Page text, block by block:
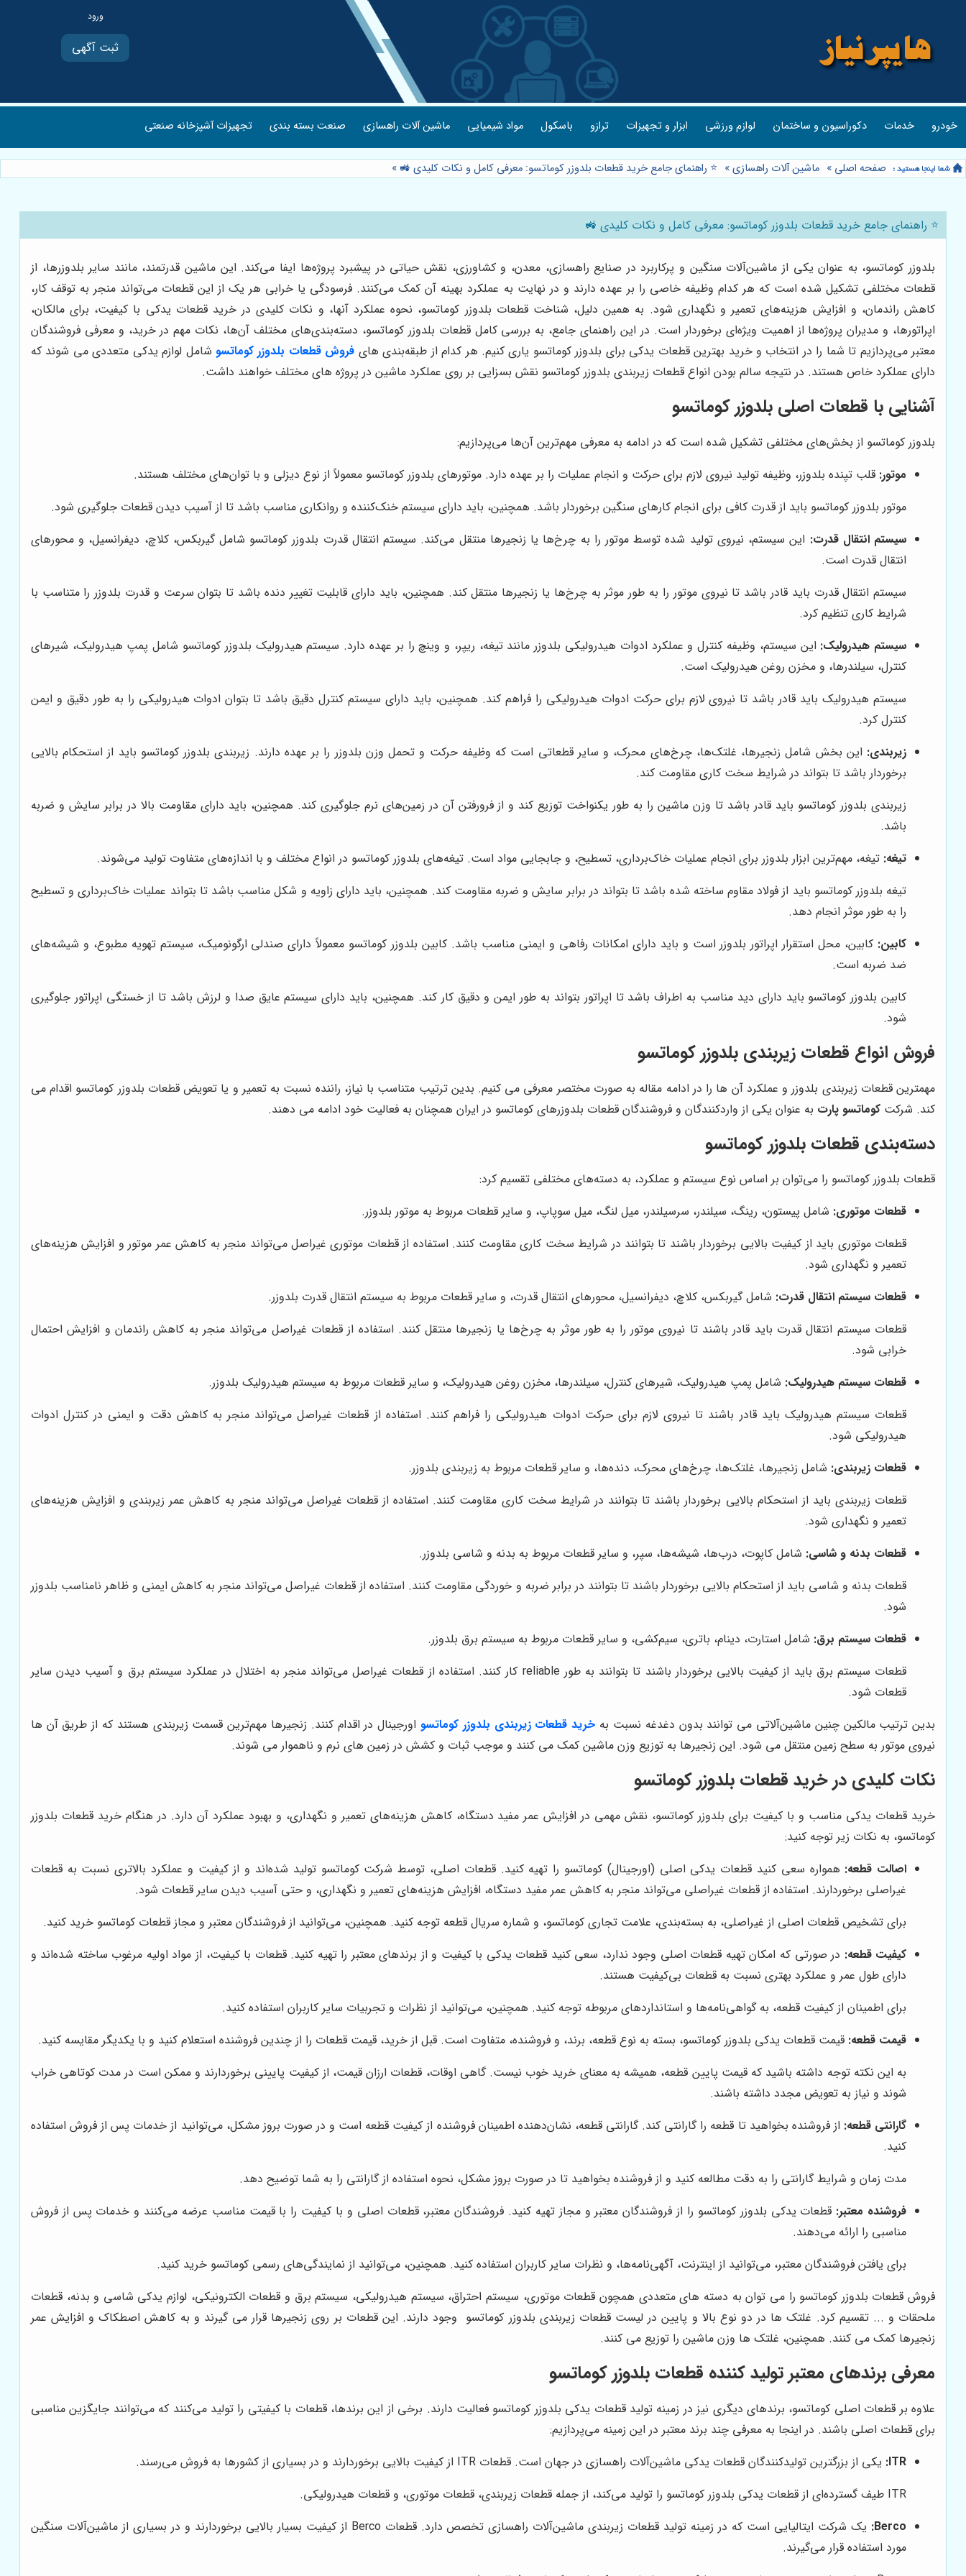
ثبت آگهی
خودرو خدمات دکوراسیون و ساختمان لوازم ورزشی ابزار و تجهیزات ترازو باسکول مواد شیمیایی ماشین آلات راهسازی صنعت بسته بندی تجهیزات آشپزخانه صنعتی
صفحه اصلی » ماشین آلات راهسازی» ⭐️ راهنمای جامع خرید قطعات بلدوزر کوماتسو: معرفی کامل و نکات کلیدی 🚜 »
⭐️ راهنمای جامع خرید قطعات بلدوزر کوماتسو: معرفی کامل و نکات کلیدی 🚜
بلدوزر کوماتسو، به عنوان یکی از ماشین‌آلات سنگین و پرکاربرد در صنایع راهسازی، معدن، و کشاورزی، نقش حیاتی در پیشبرد پروژه‌ها ایفا می‌کند. این ماشین قدرتمند، مانند سایر بلدوزرها، از
قطعات مختلفی تشکیل شده است که هر کدام وظیفه خاصی را بر عهده دارند و در نهایت به عملکرد بهینه آن کمک می‌کنند. فرسودگی یا خرابی هر یک از این قطعات می‌تواند منجر به توقف کار،
کاهش راندمان، و افزایش هزینه‌های تعمیر و نگهداری شود. به همین دلیل، شناخت قطعات بلدوزر کوماتسو، نحوه عملکرد آنها، و نکات کلیدی در خرید قطعات یدکی با کیفیت، برای مالکان،
اپراتورها، و مدیران پروژه‌ها از اهمیت ویژه‌ای برخوردار است. در این راهنمای جامع، به بررسی کامل قطعات بلدوزر کوماتسو، دسته‌بندی‌های مختلف آن‌ها، نکات مهم در خرید، و معرفی فروشندگان
معتبر می‌پردازیم تا شما را در انتخاب و خرید بهترین قطعات یدکی برای بلدوزر کوماتسو یاری کنیم. هر کدام از طبقه‌بندی های فروش قطعات بلدوزر کوماتسو شامل لوازم یدکی متعددی می شوند که
دارای عملکرد خاص هستند. در نتیجه سالم بودن انواع قطعات زیربندی بلدوزر کوماتسو نقش بسزایی بر روی عملکرد ماشین در پروژه های مختلف خواهند داشت.
آشنایی با قطعات اصلی بلدوزر کوماتسو
بلدوزر کوماتسو از بخش‌های مختلفی تشکیل شده است که در ادامه به معرفی مهم‌ترین آن‌ها می‌پردازیم:
موتور: قلب تپنده بلدوزر، وظیفه تولید نیروی لازم برای حرکت و انجام عملیات را بر عهده دارد. موتورهای بلدوزر کوماتسو معمولاً از نوع دیزلی و با توان‌های مختلف هستند.
موتور بلدوزر کوماتسو باید از قدرت کافی برای انجام کارهای سنگین برخوردار باشد. همچنین، باید دارای سیستم خنک‌کننده و روانکاری مناسب باشد تا از آسیب دیدن قطعات جلوگیری شود.
سیستم انتقال قدرت: این سیستم، نیروی تولید شده توسط موتور را به چرخ‌ها یا زنجیرها منتقل می‌کند. سیستم انتقال قدرت بلدوزر کوماتسو شامل گیربکس، کلاچ، دیفرانسیل، و محورهای
انتقال قدرت است.
سیستم انتقال قدرت باید قادر باشد تا نیروی موتور را به طور موثر به چرخ‌ها یا زنجیرها منتقل کند. همچنین، باید دارای قابلیت تغییر دنده باشد تا بتوان سرعت و قدرت بلدوزر را متناسب با
شرایط کاری تنظیم کرد.
سیستم هیدرولیک: این سیستم، وظیفه کنترل و عملکرد ادوات هیدرولیکی بلدوزر مانند تیغه، ریپر، و وینچ را بر عهده دارد. سیستم هیدرولیک بلدوزر کوماتسو شامل پمپ هیدرولیک، شیرهای
کنترل، سیلندرها، و مخزن روغن هیدرولیک است.
سیستم هیدرولیک باید قادر باشد تا نیروی لازم برای حرکت ادوات هیدرولیکی را فراهم کند. همچنین، باید دارای سیستم کنترل دقیق باشد تا بتوان ادوات هیدرولیکی را به طور دقیق و ایمن
کنترل کرد.
زیربندی: این بخش شامل زنجیرها، غلتک‌ها، چرخ‌های محرک، و سایر قطعاتی است که وظیفه حرکت و تحمل وزن بلدوزر را بر عهده دارند. زیربندی بلدوزر کوماتسو باید از استحکام بالایی
برخوردار باشد تا بتواند در شرایط سخت کاری مقاومت کند.
زیربندی بلدوزر کوماتسو باید قادر باشد تا وزن ماشین را به طور یکنواخت توزیع کند و از فرورفتن آن در زمین‌های نرم جلوگیری کند. همچنین، باید دارای مقاومت بالا در برابر سایش و ضربه
باشد.
تیغه: تیغه، مهم‌ترین ابزار بلدوزر برای انجام عملیات خاک‌برداری، تسطیح، و جابجایی مواد است. تیغه‌های بلدوزر کوماتسو در انواع مختلف و با اندازه‌های متفاوت تولید می‌شوند.
تیغه بلدوزر کوماتسو باید از فولاد مقاوم ساخته شده باشد تا بتواند در برابر سایش و ضربه مقاومت کند. همچنین، باید دارای زاویه و شکل مناسب باشد تا بتواند عملیات خاک‌برداری و تسطیح
را به طور موثر انجام دهد.
کابین: کابین، محل استقرار اپراتور بلدوزر است و باید دارای امکانات رفاهی و ایمنی مناسب باشد. کابین بلدوزر کوماتسو معمولاً دارای صندلی ارگونومیک، سیستم تهویه مطبوع، و شیشه‌های
ضد ضربه است.
کابین بلدوزر کوماتسو باید دارای دید مناسب به اطراف باشد تا اپراتور بتواند به طور ایمن و دقیق کار کند. همچنین، باید دارای سیستم عایق صدا و لرزش باشد تا از خستگی اپراتور جلوگیری
شود.
فروش انواع قطعات زیربندی بلدوزر کوماتسو
مهمترین قطعات زیربندی بلدوزر و عملکرد آن ها را در ادامه مقاله به صورت مختصر معرفی می کنیم. بدین ترتیب متناسب با نیاز، راننده نسبت به تعمیر و یا تعویض قطعات بلدوزر کوماتسو اقدام می
کند. شرکت کوماتسو پارت به عنوان یکی از واردکنندگان و فروشندگان قطعات بلدوزرهای کوماتسو در ایران همچنان به فعالیت خود ادامه می دهند.
دسته‌بندی قطعات بلدوزر کوماتسو
قطعات بلدوزر کوماتسو را می‌توان بر اساس نوع سیستم و عملکرد، به دسته‌های مختلفی تقسیم کرد:
قطعات موتوری: شامل پیستون، رینگ، سیلندر، سرسیلندر، میل لنگ، میل سوپاپ، و سایر قطعات مربوط به موتور بلدوزر.
قطعات موتوری باید از کیفیت بالایی برخوردار باشند تا بتوانند در شرایط سخت کاری مقاومت کنند. استفاده از قطعات موتوری غیراصل می‌تواند منجر به کاهش عمر موتور و افزایش هزینه‌های
تعمیر و نگهداری شود.
قطعات سیستم انتقال قدرت: شامل گیربکس، کلاچ، دیفرانسیل، محورهای انتقال قدرت، و سایر قطعات مربوط به سیستم انتقال قدرت بلدوزر.
قطعات سیستم انتقال قدرت باید قادر باشند تا نیروی موتور را به طور موثر به چرخ‌ها یا زنجیرها منتقل کنند. استفاده از قطعات غیراصل می‌تواند منجر به کاهش راندمان و افزایش احتمال
خرابی شود.
قطعات سیستم هیدرولیک: شامل پمپ هیدرولیک، شیرهای کنترل، سیلندرها، مخزن روغن هیدرولیک، و سایر قطعات مربوط به سیستم هیدرولیک بلدوزر.
قطعات سیستم هیدرولیک باید قادر باشند تا نیروی لازم برای حرکت ادوات هیدرولیکی را فراهم کنند. استفاده از قطعات غیراصل می‌تواند منجر به کاهش دقت و ایمنی در کنترل ادوات
هیدرولیکی شود.
قطعات زیربندی: شامل زنجیرها، غلتک‌ها، چرخ‌های محرک، دنده‌ها، و سایر قطعات مربوط به زیربندی بلدوزر.
قطعات زیربندی باید از استحکام بالایی برخوردار باشند تا بتوانند در شرایط سخت کاری مقاومت کنند. استفاده از قطعات غیراصل می‌تواند منجر به کاهش عمر زیربندی و افزایش هزینه‌های
تعمیر و نگهداری شود.
قطعات بدنه و شاسی: شامل کاپوت، درب‌ها، شیشه‌ها، سپر، و سایر قطعات مربوط به بدنه و شاسی بلدوزر.
قطعات بدنه و شاسی باید از استحکام بالایی برخوردار باشند تا بتوانند در برابر ضربه و خوردگی مقاومت کنند. استفاده از قطعات غیراصل می‌تواند منجر به کاهش ایمنی و ظاهر نامناسب بلدوزر
شود.
قطعات سیستم برق: شامل استارت، دینام، باتری، سیم‌کشی، و سایر قطعات مربوط به سیستم برق بلدوزر.
قطعات سیستم برق باید از کیفیت بالایی برخوردار باشند تا بتوانند به طور reliable کار کنند. استفاده از قطعات غیراصل می‌تواند منجر به اختلال در عملکرد سیستم برق و آسیب دیدن سایر
قطعات شود.
بدین ترتیب مالکین چنین ماشین‌آلاتی می توانند بدون دغدغه نسبت به خرید قطعات زیربندی بلدوزر کوماتسواورجینال در اقدام کنند. زنجیرها مهم‌ترین قسمت زیربندی هستند که از طریق آن ها
نیروی موتور به سطح زمین منتقل می شود. این زنجیرها به توزیع وزن ماشین کمک می کنند و موجب ثبات و کشش در زمین های نرم و ناهموار می شوند.
نکات کلیدی در خرید قطعات بلدوزر کوماتسو
خرید قطعات یدکی مناسب و با کیفیت برای بلدوزر کوماتسو، نقش مهمی در افزایش عمر مفید دستگاه، کاهش هزینه‌های تعمیر و نگهداری، و بهبود عملکرد آن دارد. در هنگام خرید قطعات بلدوزر
کوماتسو، به نکات زیر توجه کنید:
اصالت قطعه: همواره سعی کنید قطعات یدکی اصلی (اورجینال) کوماتسو را تهیه کنید. قطعات اصلی، توسط شرکت کوماتسو تولید شده‌اند و از کیفیت و عملکرد بالاتری نسبت به قطعات
غیراصلی برخوردارند. استفاده از قطعات غیراصلی می‌تواند منجر به کاهش عمر مفید دستگاه، افزایش هزینه‌های تعمیر و نگهداری، و حتی آسیب دیدن سایر قطعات شود.
برای تشخیص قطعات اصلی از غیراصلی، به بسته‌بندی، علامت تجاری کوماتسو، و شماره سریال قطعه توجه کنید. همچنین، می‌توانید از فروشندگان معتبر و مجاز قطعات کوماتسو خرید کنید.
کیفیت قطعه: در صورتی که امکان تهیه قطعات اصلی وجود ندارد، سعی کنید قطعات یدکی با کیفیت و از برندهای معتبر را تهیه کنید. قطعات با کیفیت، از مواد اولیه مرغوب ساخته شده‌اند و
دارای طول عمر و عملکرد بهتری نسبت به قطعات بی‌کیفیت هستند.
برای اطمینان از کیفیت قطعه، به گواهی‌نامه‌ها و استانداردهای مربوطه توجه کنید. همچنین، می‌توانید از نظرات و تجربیات سایر کاربران استفاده کنید.
قیمت قطعه: قیمت قطعات یدکی بلدوزر کوماتسو، بسته به نوع قطعه، برند، و فروشنده، متفاوت است. قبل از خرید، قیمت قطعات را از چندین فروشنده استعلام کنید و با یکدیگر مقایسه کنید.
به این نکته توجه داشته باشید که قیمت پایین قطعه، همیشه به معنای خرید خوب نیست. گاهی اوقات، قطعات ارزان قیمت، از کیفیت پایینی برخوردارند و ممکن است در مدت کوتاهی خراب
شوند و نیاز به تعویض مجدد داشته باشند.
گارانتی قطعه: از فروشنده بخواهید تا قطعه را گارانتی کند. گارانتی قطعه، نشان‌دهنده اطمینان فروشنده از کیفیت قطعه است و در صورت بروز مشکل، می‌توانید از خدمات پس از فروش استفاده
کنید.
مدت زمان و شرایط گارانتی را به دقت مطالعه کنید و از فروشنده بخواهید تا در صورت بروز مشکل، نحوه استفاده از گارانتی را به شما توضیح دهد.
فروشنده معتبر: قطعات یدکی بلدوزر کوماتسو را از فروشندگان معتبر و مجاز تهیه کنید. فروشندگان معتبر، قطعات اصلی و با کیفیت را با قیمت مناسب عرضه می‌کنند و خدمات پس از فروش
مناسبی را ارائه می‌دهند.
برای یافتن فروشندگان معتبر، می‌توانید از اینترنت، آگهی‌نامه‌ها، و نظرات سایر کاربران استفاده کنید. همچنین، می‌توانید از نمایندگی‌های رسمی کوماتسو خرید کنید.
فروش قطعات بلدوزر کوماتسو را می توان به دسته های متعددی همچون قطعات موتوری، سیستم احتراق، سیستم هیدرولیکی، سیستم برق و قطعات الکترونیکی، لوازم یدکی شاسی و بدنه، قطعات
ملحقات و ... تقسیم کرد. غلتک ها در دو نوع بالا و پایین در لیست قطعات زیربندی بلدوزر کوماتسو وجود دارند. این قطعات بر روی زنجیرها قرار می گیرند و به کاهش اصطکاک و افزایش عمر
زنجیرها کمک می کنند. همچنین، غلتک ها وزن ماشین را توزیع می کنند.
معرفی برندهای معتبر تولید کننده قطعات بلدوزر کوماتسو
علاوه بر قطعات اصلی کوماتسو، برندهای دیگری نیز در زمینه تولید قطعات یدکی بلدوزر کوماتسو فعالیت دارند. برخی از این برندها، قطعات با کیفیتی را تولید می‌کنند که می‌توانند جایگزین مناسبی
برای قطعات اصلی باشند. در اینجا به معرفی چند برند معتبر در این زمینه می‌پردازیم:
ITR: یکی از بزرگترین تولیدکنندگان قطعات یدکی ماشین‌آلات راهسازی در جهان است. قطعات ITR از کیفیت بالایی برخوردارند و در بسیاری از کشورها به فروش می‌رسند.
ITR طیف گسترده‌ای از قطعات یدکی بلدوزر کوماتسو را تولید می‌کند، از جمله قطعات زیربندی، قطعات موتوری، و قطعات هیدرولیکی.
Berco:
یک شرکت ایتالیایی است که در زمینه تولید قطعات زیربندی ماشین‌آلات راهسازی تخصص دارد. قطعات Berco از کیفیت بسیار بالایی برخوردارند و در بسیاری از ماشین‌آلات سنگین
مورد استفاده قرار می‌گیرند.